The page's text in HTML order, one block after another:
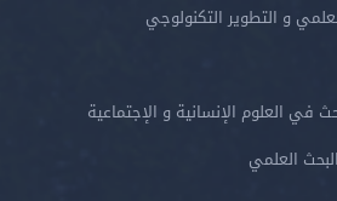
و التطوير التكنولوجي
في العلوم الإنسانية و الإجتماعية
العلمي